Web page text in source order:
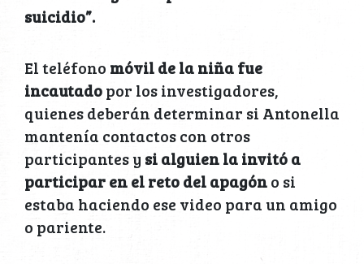
suicidio”.
El teléfono móvil de la niña fue
incautadopor los investigadores,
quienes deberán determinar si Antonella
mantenía contactos con otros
participantes y si alguien la invitó a
participar en el reto del apagóno si
estaba haciendo ese video para un amigo
o pariente.